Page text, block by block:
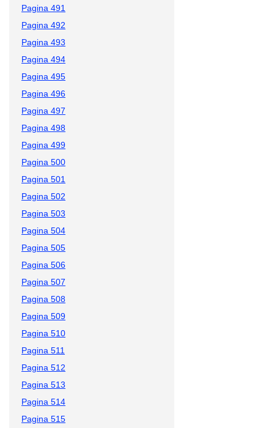
Pagina 491
Pagina 492
Pagina 493
Pagina 494
Pagina 495
Pagina 496
Pagina 497
Pagina 498
Pagina 499
Pagina 500
Pagina 501
Pagina 502
Pagina 503
Pagina 504
Pagina 505
Pagina 506
Pagina 507
Pagina 508
Pagina 509
Pagina 510
Pagina 511
Pagina 512
Pagina 513
Pagina 514
Pagina 515